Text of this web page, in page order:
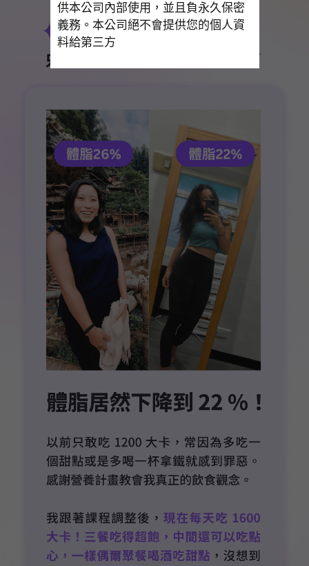
供本公司內部使用，並且負永久保密
義務。本公司絕不會提供您的個人資
料給第三方